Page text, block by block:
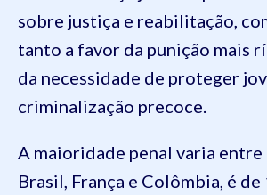
sobre justiça e reabilitação,
tanto a favor da punição mais
da necessidade de proteger
criminalização precoce.
A maioridade penal varia entre
Brasil, França e Colômbia, é de